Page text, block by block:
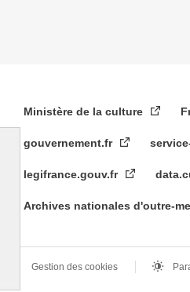
Ministère de la culture
gouvernement.fr
legifrance.gouv.fr
Archives nationales d'outre-
Gestion des cookies